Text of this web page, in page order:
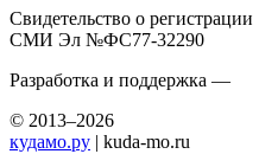
Свидетельство о регистрации
СМИ Эл №ФС77-32290
Разработка и поддержка —
© 2013–2026
кудамо.ру | kuda-mo.ru